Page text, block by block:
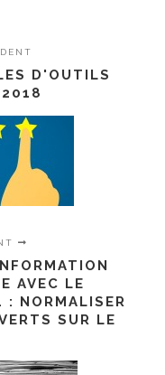
D'OUTILS
AVEC LE
: NORMALISER
SUR LE